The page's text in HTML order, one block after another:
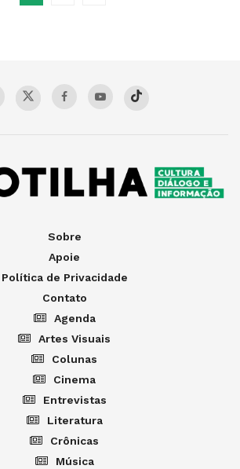
Sobre
Apoie
Política de Privacidade
Contato
Agenda
Artes Visuais
Colunas
Cinema
Entrevistas
Literatura
Crônicas
Música